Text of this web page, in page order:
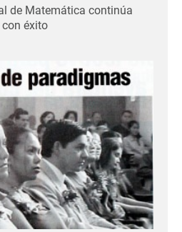
de Matemática continúa
éxito